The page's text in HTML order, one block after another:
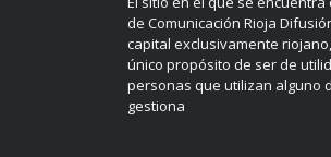
de Comunicación Rioja
capital exclusivamente
único propósito de ser de
personas que utilizan alguno
gestiona